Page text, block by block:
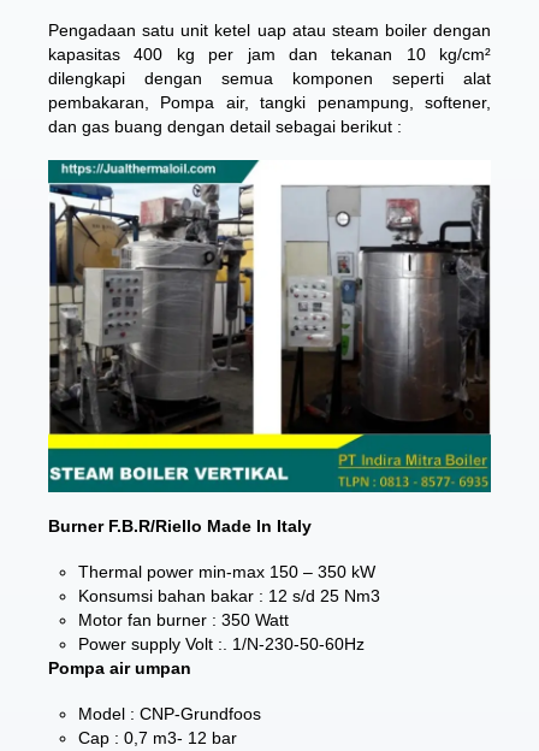
Pengadaan satu unit ketel uap atau steam boiler dengan
kapasitas 400 kg per jam dan tekanan 10 kg/cm²
dilengkapi dengan semua komponen seperti alat
pembakaran, Pompa air, tangki penampung, softener,
dan gas buang dengan detail sebagai berikut :
Burner F.B.R/Riello Made In Italy
Thermal power min-max 150 – 350 kW
Konsumsi bahan bakar : 12 s/d 25 Nm3
Motor fan burner : 350 Watt
Power supply Volt :. 1/N-230-50-60Hz
Pompa air umpan
Model : CNP-Grundfoos
Cap : 0,7 m3- 12 bar